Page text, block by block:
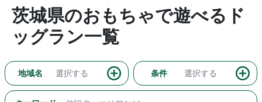
茨城県のおもちゃで遊べるド
ッグラン一覧
地域名 選択する 条件 選択する